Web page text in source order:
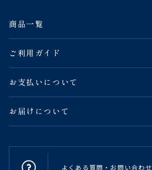
商品一覧
ご利用ガイド
お支払いについて
お届けについて
よくある質問・お問い合わせ